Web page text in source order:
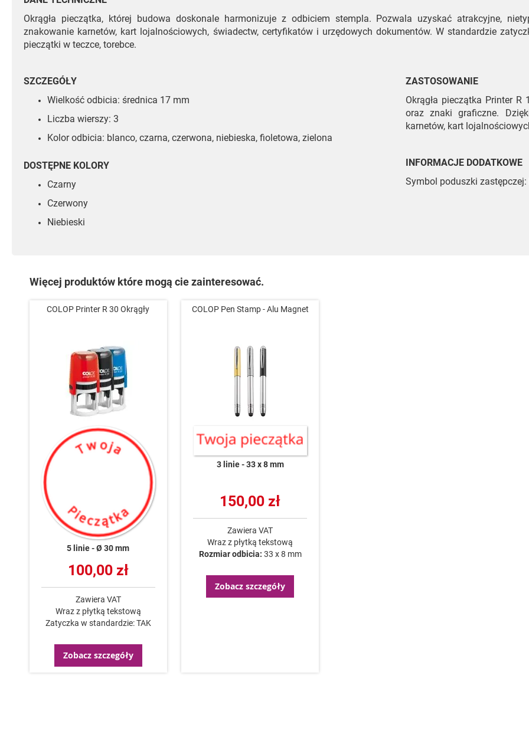
Okrągła pieczątka, której budowa doskonale harmonizuje z odbiciem stempla. Pozwala uzyskać atrakcyjne,
znakowanie karnetów, kart lojalnościowych, świadectw, certyfikatów i urzędowych dokumentów. W standardzie
pieczątki w teczce, torebce.
SZCZEGÓŁY
Wielkość odbicia: średnica 17 mm
Liczba wierszy: 3
Kolor odbicia: blanco, czarna, czerwona, niebieska, fioletowa, zielona
DOSTĘPNE KOLORY
Czarny
Czerwony
Niebieski
ZASTOSOWANIE
Okrągła pieczątka Printer
oraz znaki graficzne.
karnetów, kart
INFORMACJE DODATKOWE
Symbol poduszki zastępczej:
Więcej produktów które mogą cie zainteresować.
COLOP Printer R 30 Okrągły
5 linie Ø 30 mm
100,00 zł
Zawiera VAT
Wraz z płytką tekstową
Zatyczka w standardzie: TAK
Zobacz szczegóły
COLOP Pen Stamp - Alu Magnet
3 linie 33 x 8 mm
150,00 zł
Zawiera VAT
Wraz z płytką tekstową
Rozmiar odbicia: 33 x 8 mm
Zobacz szczegóły